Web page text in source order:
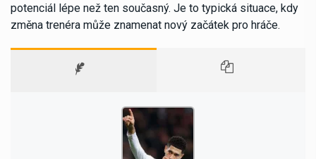
potenciál lépe než ten současný. Je to typická situace, kdy
změna trenéra může znamenat nový začátek pro hráče.